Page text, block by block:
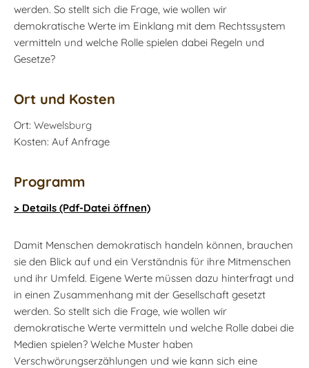
werden. So stellt sich die Frage, wie wollen wir
demokratische Werte im Einklang mit dem Rechtssystem
vermitteln und welche Rolle spielen dabei Regeln und
Gesetze?
Ort und Kosten
Ort: Wewelsburg
Kosten: Auf Anfrage
Programm
> Details (Pdf-Datei öffnen)
Damit Menschen demokratisch handeln können, brauchen
sie den Blick auf und ein Verständnis für ihre Mitmenschen
und ihr Umfeld. Eigene Werte müssen dazu hinterfragt und
in einen Zusammenhang mit der Gesellschaft gesetzt
werden. So stellt sich die Frage, wie wollen wir
demokratische Werte vermitteln und welche Rolle dabei die
Medien spielen? Welche Muster haben
Verschwörungserzählungen und wie kann sich eine